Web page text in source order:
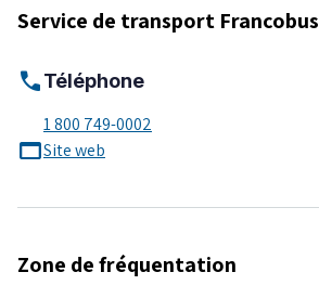
Service de transport Francobus
callTéléphone
1 800 749-0002
web_assetSite web
Zone de fréquentation